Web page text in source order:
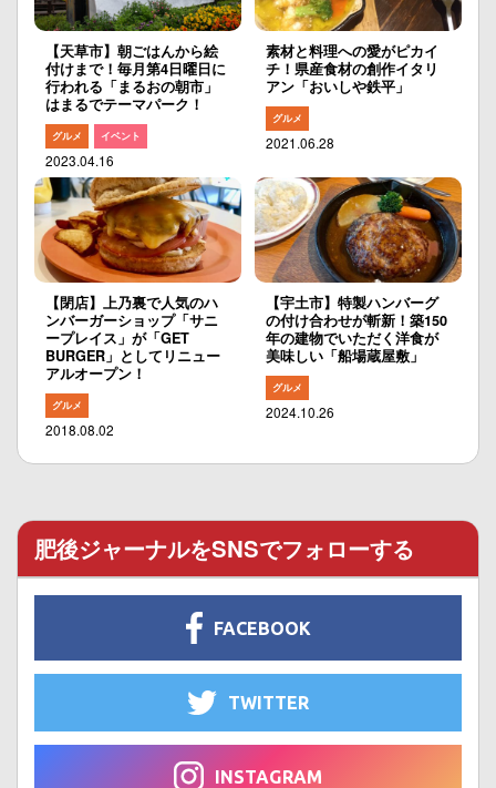
【天草市】朝ごはんから絵
付けまで！毎月第4日曜日に
行われる「まるおの朝市」
はまるでテーマパーク！
グルメ イベント
2023.04.16
素材と料理への愛がピカイ
チ！県産食材の創作イタリ
アン「おいしや鉄平」
グルメ
2021.06.28
【閉店】上乃裏で人気のハ
ンバーガーショップ「サニ
ープレイス」が「GET
BURGER」としてリニュー
アルオープン！
グルメ
2018.08.02
【宇土市】特製ハンバーグ
の付け合わせが斬新！築150
年の建物でいただく洋食が
美味しい「船場蔵屋敷」
グルメ
2024.10.26
肥後ジャーナルをSNSでフォローする
FACEBOOK
TWITTER
INSTAGRAM